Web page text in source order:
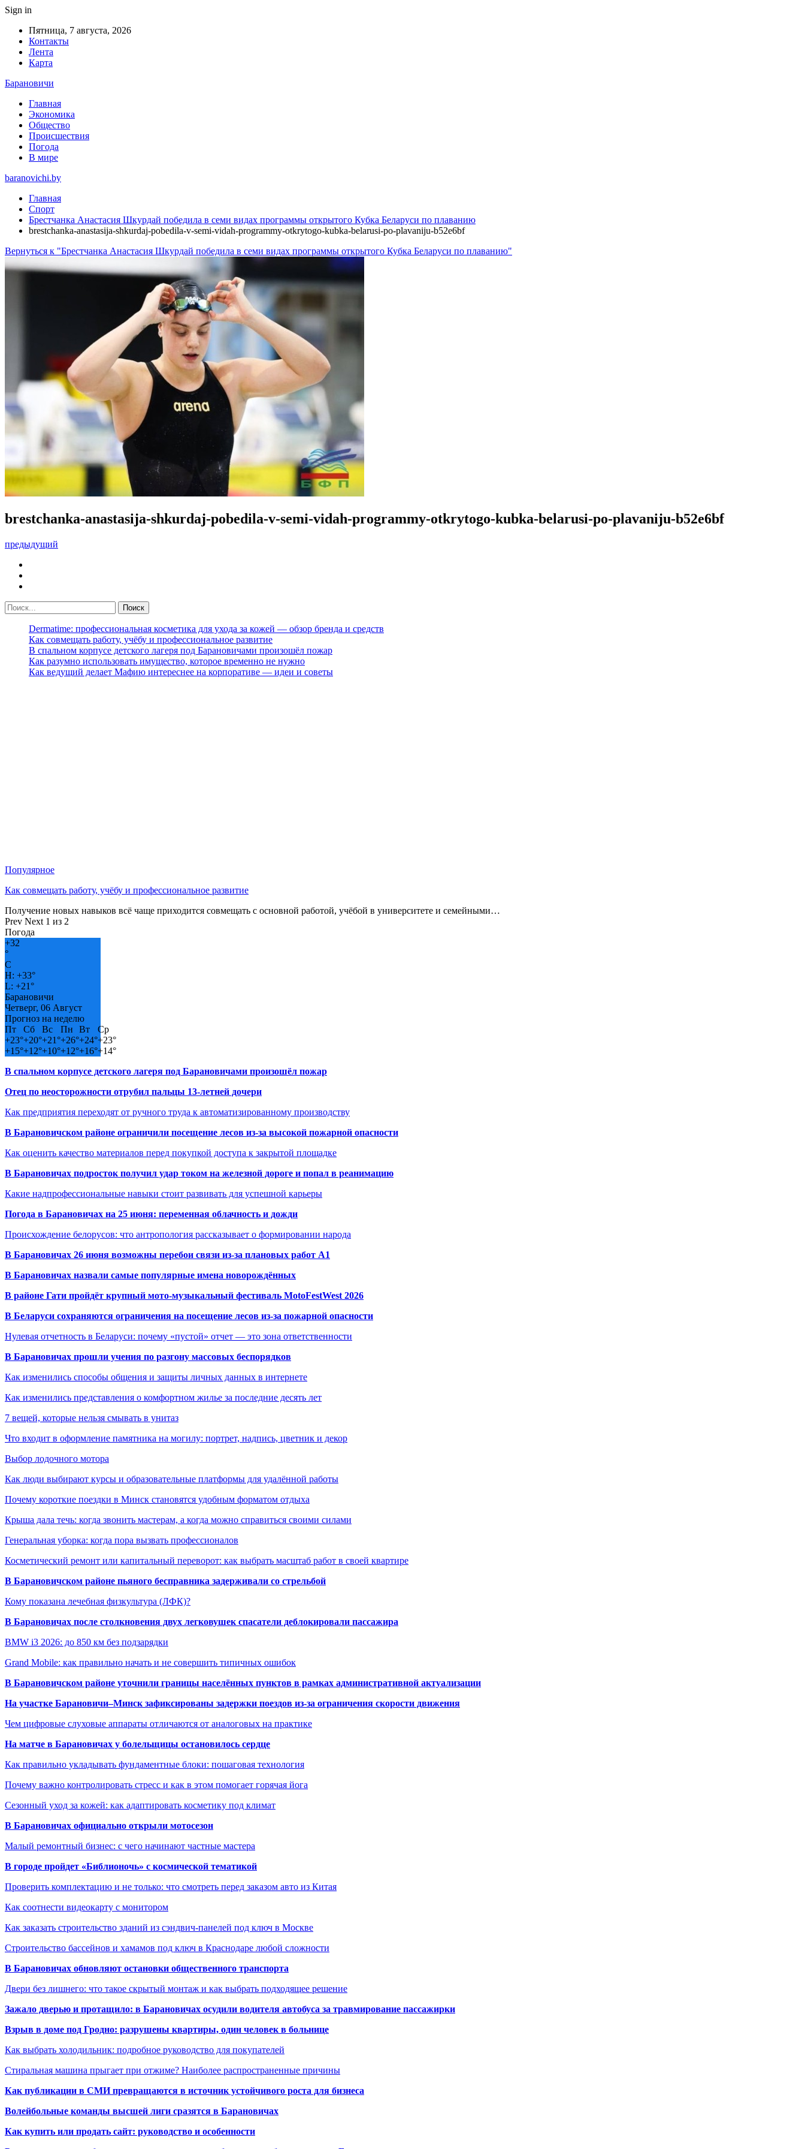
Sign in
Пятница, 7 августа, 2026
Контакты
Лента
Карта
Барановичи
Главная
Экономика
Общество
Происшествия
Погода
В мире
baranovichi.by
Главная
Спорт
Брестчанка Анастасия Шкурдай победила в семи видах программы открытого Кубка Беларуси по плаванию
brestchanka-anastasija-shkurdaj-pobedila-v-semi-vidah-programmy-otkrytogo-kubka-belarusi-po-plavaniju-b52e6bf
Вернуться к "Брестчанка Анастасия Шкурдай победила в семи видах программы открытого Кубка Беларуси по плаванию"
brestchanka-anastasija-shkurdaj-pobedila-v-semi-vidah-programmy-otkrytogo-kubka-belarusi-po-plavaniju-b52e6bf
предыдущий
Dermatime: профессиональная косметика для ухода за кожей — обзор бренда и средств
Как совмещать работу, учёбу и профессиональное развитие
В спальном корпусе детского лагеря под Барановичами произошёл пожар
Как разумно использовать имущество, которое временно не нужно
Как ведущий делает Мафию интереснее на корпоративе — идеи и советы
Популярное
Как совмещать работу, учёбу и профессиональное развитие
Получение новых навыков всё чаще приходится совмещать с основной работой, учёбой в университете и семейными…
Prev Next 1 из 2
Погода
+32
°
C
H: +33°
L: +21°
Барановичи
Четверг, 06 Август
Прогноз на неделю
Пт
Сб Вс Пн Вт
Ср
+23°+20°+21°+26°+24°+23°
+15°+12°+10°+12°+16°+14°
В спальном корпусе детского лагеря под Барановичами произошёл пожар
Отец по неосторожности отрубил пальцы 13-летней дочери
Как предприятия переходят от ручного труда к автоматизированному производству
В Барановичском районе ограничили посещение лесов из-за высокой пожарной опасности
Как оценить качество материалов перед покупкой доступа к закрытой площадке
В Барановичах подросток получил удар током на железной дороге и попал в реанимацию
Какие надпрофессиональные навыки стоит развивать для успешной карьеры
Погода в Барановичах на 25 июня: переменная облачность и дожди
Происхождение белорусов: что антропология рассказывает о формировании народа
В Барановичах 26 июня возможны перебои связи из-за плановых работ A1
В Барановичах назвали самые популярные имена новорождённых
В районе Гати пройдёт крупный мото-музыкальный фестиваль MotoFestWest 2026
В Беларуси сохраняются ограничения на посещение лесов из-за пожарной опасности
Нулевая отчетность в Беларуси: почему «пустой» отчет — это зона ответственности
В Барановичах прошли учения по разгону массовых беспорядков
Как изменились способы общения и защиты личных данных в интернете
Как изменились представления о комфортном жилье за последние десять лет
7 вещей, которые нельзя смывать в унитаз
Что входит в оформление памятника на могилу: портрет, надпись, цветник и декор
Выбор лодочного мотора
Как люди выбирают курсы и образовательные платформы для удалённой работы
Почему короткие поездки в Минск становятся удобным форматом отдыха
Крыша дала течь: когда звонить мастерам, а когда можно справиться своими силами
Генеральная уборка: когда пора вызвать профессионалов
Косметический ремонт или капитальный переворот: как выбрать масштаб работ в своей квартире
В Барановичском районе пьяного бесправника задерживали со стрельбой
Кому показана лечебная физкультура (ЛФК)?
В Барановичах после столкновения двух легковушек спасатели деблокировали пассажира
BMW i3 2026: до 850 км без подзарядки
Grand Mobile: как правильно начать и не совершить типичных ошибок
В Барановичском районе уточнили границы населённых пунктов в рамках административной актуализации
На участке Барановичи–Минск зафиксированы задержки поездов из-за ограничения скорости движения
Чем цифровые слуховые аппараты отличаются от аналоговых на практике
На матче в Барановичах у болельщицы остановилось сердце
Как правильно укладывать фундаментные блоки: пошаговая технология
Почему важно контролировать стресс и как в этом помогает горячая йога
Сезонный уход за кожей: как адаптировать косметику под климат
В Барановичах официально открыли мотосезон
Малый ремонтный бизнес: с чего начинают частные мастера
В городе пройдет «Библионочь» с космической тематикой
Проверить комплектацию и не только: что смотреть перед заказом авто из Китая
Как соотнести видеокарту с монитором
Как заказать строительство зданий из сэндвич-панелей под ключ в Москве
Строительство бассейнов и хамамов под ключ в Краснодаре любой сложности
В Барановичах обновляют остановки общественного транспорта
Двери без лишнего: что такое скрытый монтаж и как выбрать подходящее решение
Зажало дверью и протащило: в Барановичах осудили водителя автобуса за травмирование пассажирки
Взрыв в доме под Гродно: разрушены квартиры, один человек в больнице
Как выбрать холодильник: подробное руководство для покупателей
Стиральная машина прыгает при отжиме? Наиболее распространенные причины
Как публикации в СМИ превращаются в источник устойчивого роста для бизнеса
Волейбольные команды высшей лиги сразятся в Барановичах
Как купить или продать сайт: руководство и особенности